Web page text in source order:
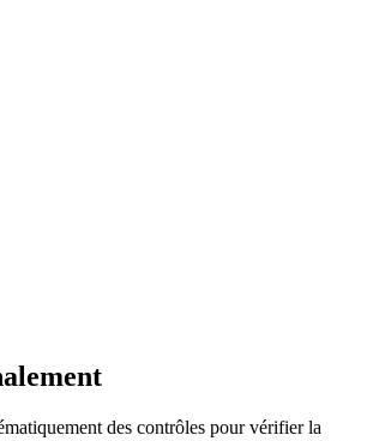
des contrôles pour vérifier la